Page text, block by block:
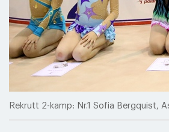
Rekrutt 2-kamp: Nr.1 Sofia Bergquist,